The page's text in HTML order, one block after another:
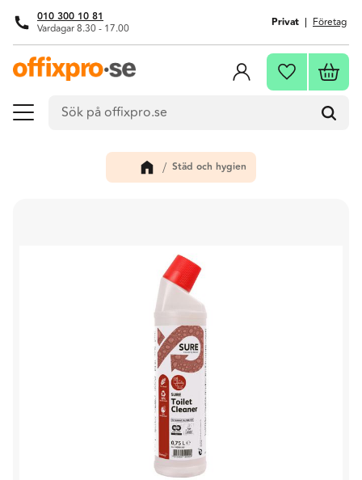
Meny
010 300 10 81
Vardagar 8.30 - 17.00 Privat Företag
Favoriter
Städ och hygien